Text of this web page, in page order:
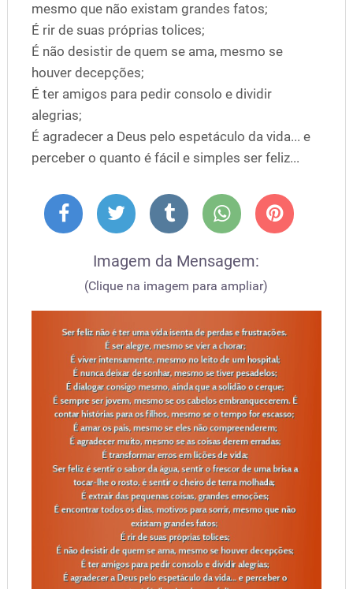
mesmo que não existam grandes fatos;
É rir de suas próprias tolices;
É não desistir de quem se ama, mesmo se
houver decepções;
É ter amigos para pedir consolo e dividir
alegrias;
É agradecer a Deus pelo espetáculo da vida... e
perceber o quanto é fácil e simples ser feliz...
Imagem da Mensagem:
(Clique na imagem para ampliar)